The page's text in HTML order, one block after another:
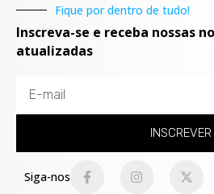
Fique por dentro de tudo!
Inscreva-se e receba nossas
atualizadas
INSCREVER
Siga-nos